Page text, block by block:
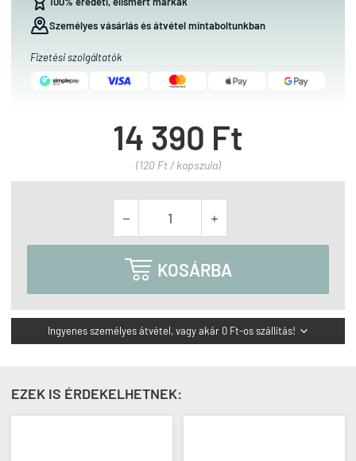
Személyes vásárlás és átvétel mintaboltunkban
Fizetési szolgáltatók
14 390 Ft
(120 Ft / kapszula)
 
 KOSÁRBA
Ingyenes személyes átvétel, vagy akár 0 Ft-os szállítás! 
EZEK IS ÉRDEKELHETNEK: